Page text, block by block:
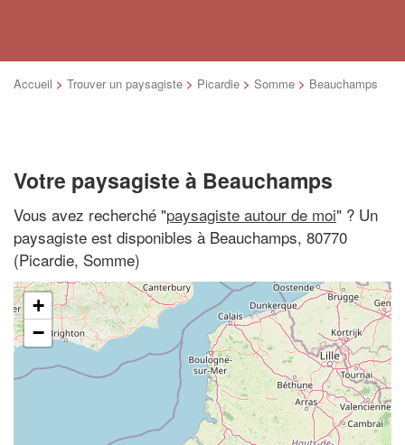
Accueil > Trouver un paysagiste > Picardie > Somme > Beauchamps
Votre paysagiste à Beauchamps
Vous avez recherché "paysagiste autour de moi" ? Un
paysagiste est disponibles à Beauchamps, 80770
(Picardie, Somme)
+
−